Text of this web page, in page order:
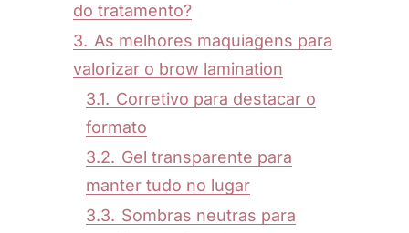
do tratamento?
3. As melhores maquiagens para
valorizar o brow lamination
3.1. Corretivo para destacar o
formato
3.2. Gel transparente para
manter tudo no lugar
3.3. Sombras neutras para